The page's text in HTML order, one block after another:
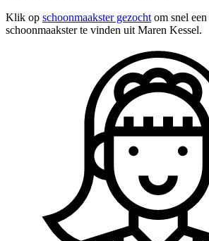
Klik op schoonmaakster gezocht om snel
schoonmaakster te vinden uit Maren Kessel.